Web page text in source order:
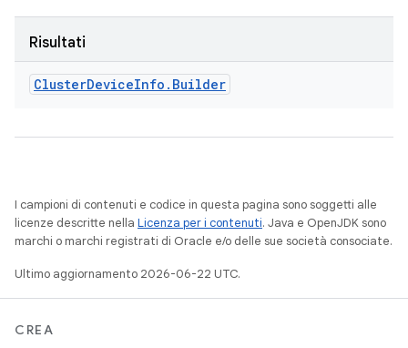
Risultati
ClusterDeviceInfo . Builder
I campioni di contenuti e codice in questa pagina sono soggetti alle
licenze descritte nella Licenza per i contenuti. Java e OpenJDK sono
marchi o marchi registrati di Oracle e/o delle sue società consociate.
Ultimo aggiornamento 2026-06-22 UTC.
CREA